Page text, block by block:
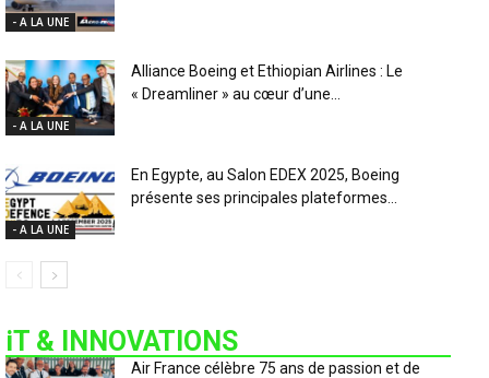
- A LA UNE
- A LA UNE
Alliance Boeing et Ethiopian Airlines : Le
« Dreamliner » au cœur d’une...
- A LA UNE
En Egypte, au Salon EDEX 2025, Boeing
présente ses principales plateformes...
iT & INNOVATIONS
Air France célèbre 75 ans de passion et de